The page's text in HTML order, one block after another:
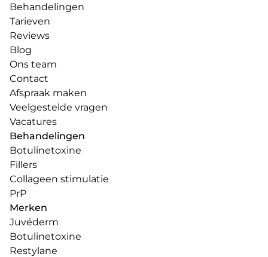
Behandelingen
Tarieven
Reviews
Blog
Ons team
Contact
Afspraak maken
Veelgestelde vragen
Vacatures
Behandelingen
Botulinetoxine
Fillers
Collageen stimulatie
PrP
Merken
Juvéderm
Botulinetoxine
Restylane